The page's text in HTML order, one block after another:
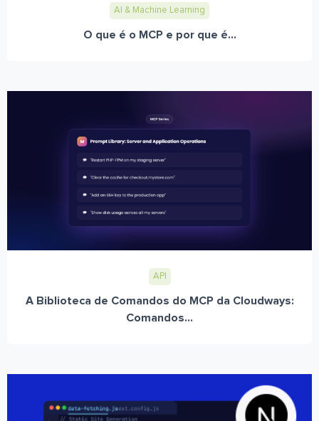
AI & Machine Learning
O que é o MCP e por que é...
API
A Biblioteca de Comandos do MCP da Cloudways:
Comandos...